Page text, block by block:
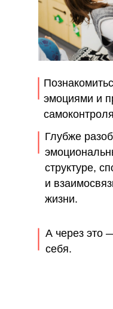
эмоциями и
Глубже
структуре,
и
жизни.
А через это
себя.